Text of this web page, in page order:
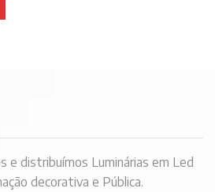
e distribuímos Luminárias em Led
decorativa e Pública.